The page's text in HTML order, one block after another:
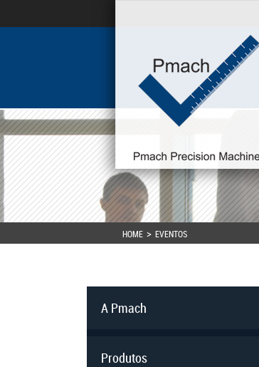
HOME EVENTOS
A Pmach
Produtos